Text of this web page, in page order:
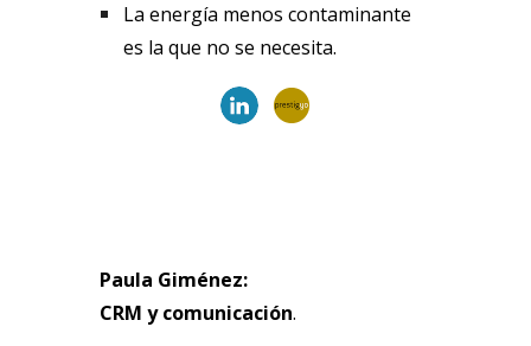
La energía menos contaminante
es la que no se necesita.
Paula Giménez:
CRM y comunicación.